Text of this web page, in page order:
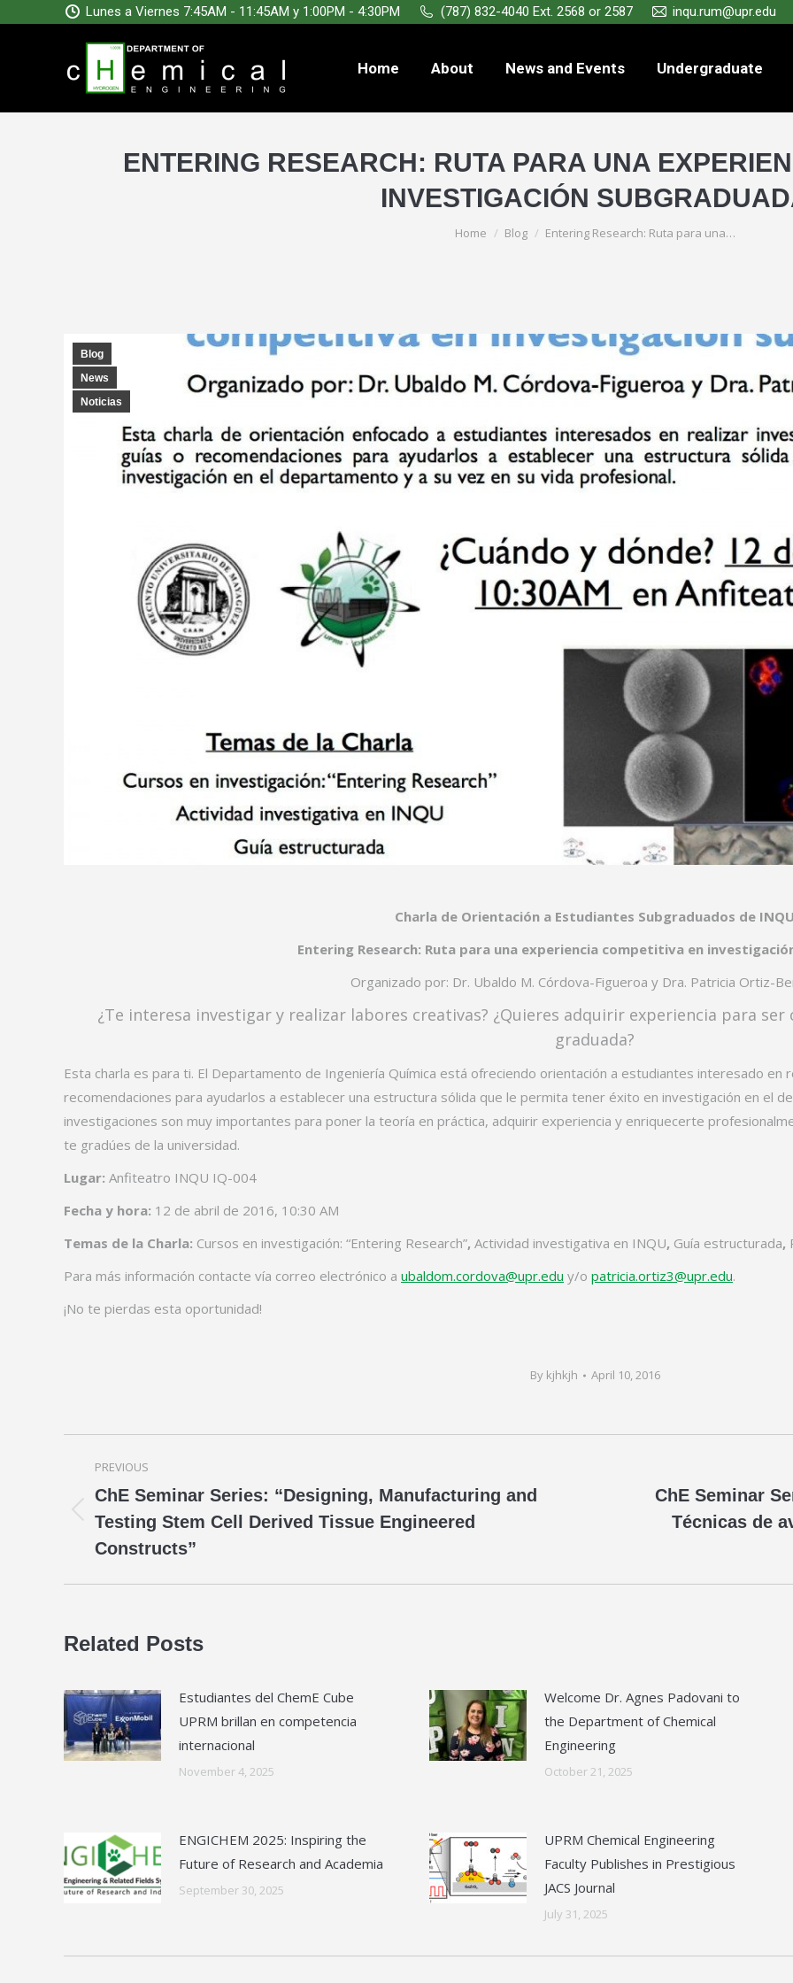
Lunes a Viernes 7:45AM - 11:45AM y 1:00PM - 4:30PM (787) 832-4040 Ext. 2568 or 2587 inqu.rum@upr.edu
Home About News and Events Undergraduate
ENTERING RESEARCH: RUTA PARA UNA
INVESTIGACIÓN
You are here:
Home Blog Entering Research: Ruta para una…
Blog
News
Noticias
Charla de Orientación a Estudiantes Subgraduados de
Entering Research: Ruta para una experiencia competitiva en
Organizado por: Dr. Ubaldo M. Córdova-Figueroa y Dra. Patricia Ortiz-
¿Te interesa investigar y realizar labores creativas? ¿Quieres adquirir experiencia para
graduada?
Esta charla es para ti. El Departamento de Ingeniería Química está ofreciendo orientación a estudiantes interesado en
recomendaciones para ayudarlos a establecer una estructura sólida que le permita tener éxito en investigación en el
investigaciones son muy importantes para poner la teoría en práctica, adquirir experiencia y enriquecerte
te gradúes de la universidad.
Lugar: Anfiteatro INQU IQ-004
Fecha y hora: 12 de abril de 2016, 10:30 AM
Temas de la Charla: Cursos en investigación: “Entering Research”, Actividad investigativa en INQU, Guía estructurada,
Para más información contacte vía correo electrónico a ubaldom.cordova@upr.edu y/o patricia.ortiz3@upr.edu.
¡No te pierdas esta oportunidad!
By kjhkjh April 10, 2016
navigation
PREVIOUS
Previous
post:
ChE Seminar Series: “Designing, Manufacturing and
Testing Stem Cell Derived Tissue Engineered
Constructs”
ChE Seminar
Técnicas de
Related Posts
Estudiantes del ChemE Cube
UPRM brillan en competencia
internacional
November 4, 2025
Welcome Dr. Agnes Padovani to
the Department of Chemical
Engineering
October 21, 2025
ENGICHEM 2025: Inspiring the
Future of Research and Academia
September 30, 2025
UPRM Chemical Engineering
Faculty Publishes in Prestigious
JACS Journal
July 31, 2025